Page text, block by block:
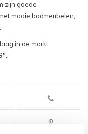
zijn goede
mooie badmeubelen,
in de markt
".